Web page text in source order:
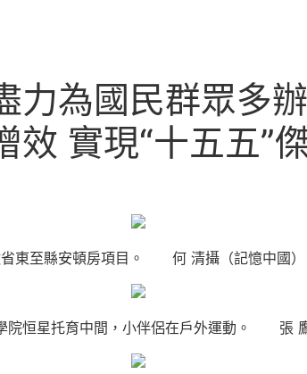
力為國民群眾多
實現“十五五”傑
東至縣安頓房項目。 何 清攝（記憶中國）
院恒星托育中間，小伴侶在戶外運動。 張 鷹